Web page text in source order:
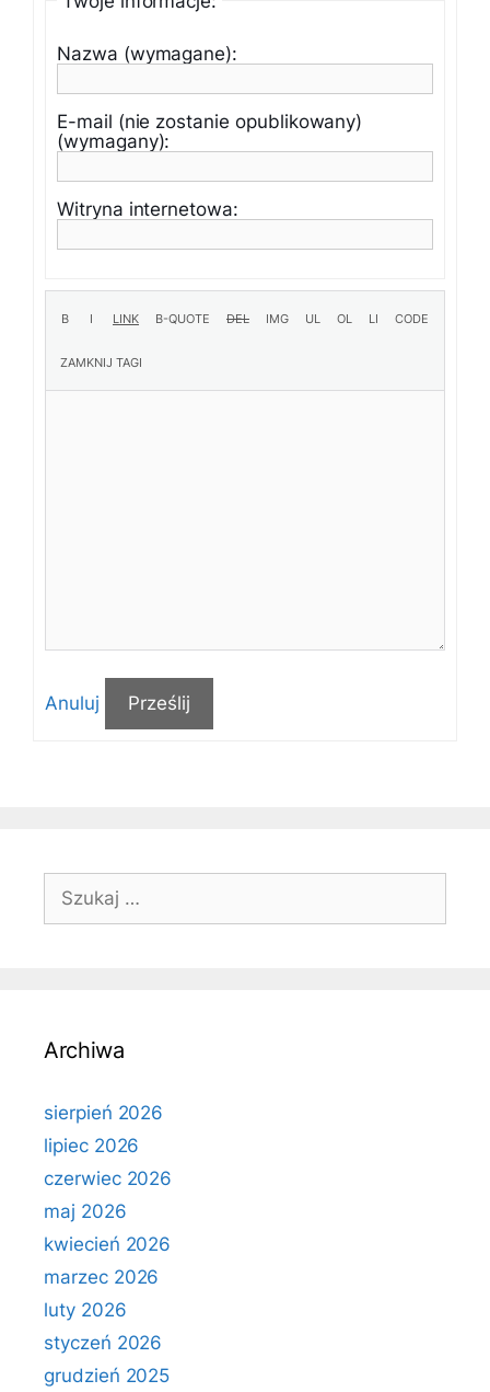
Nazwa (wymagane):
E-mail (nie zostanie opublikowany)
(wymagany):
Witryna internetowa:
Anuluj Prześlij
Szukaj:
Archiwa
sierpień 2026
lipiec 2026
czerwiec 2026
maj 2026
kwiecień 2026
marzec 2026
luty 2026
styczeń 2026
grudzień 2025